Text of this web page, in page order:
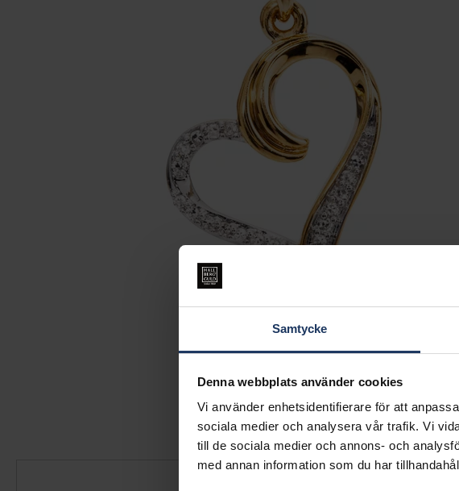
Samtycke
Denna webbplats använder cookies
Vi använder enhetsidentifierare för att
sociala medier och analysera vår trafik. Vi
till de sociala medier och annons- och
med annan information som du har